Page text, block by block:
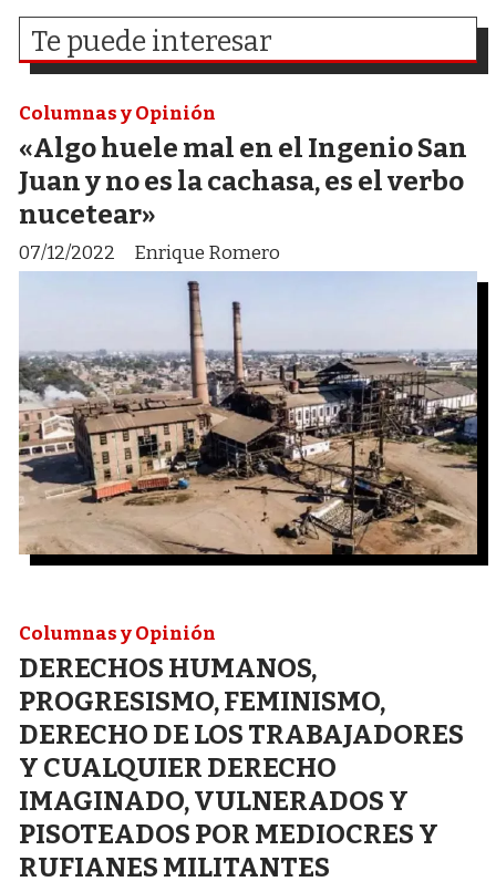
Te puede interesar
«Algo huele mal en el Ingenio San
Juan y no es la cachasa, es el verbo
nucetear»
Enrique Romero
Columnas y Opinión
07/12/2022
DERECHOS HUMANOS,
PROGRESISMO, FEMINISMO,
DERECHO DE LOS TRABAJADORES
Y CUALQUIER DERECHO
IMAGINADO, VULNERADOS Y
PISOTEADOS POR MEDIOCRES Y
RUFIANES MILITANTES
Columnas y Opinión